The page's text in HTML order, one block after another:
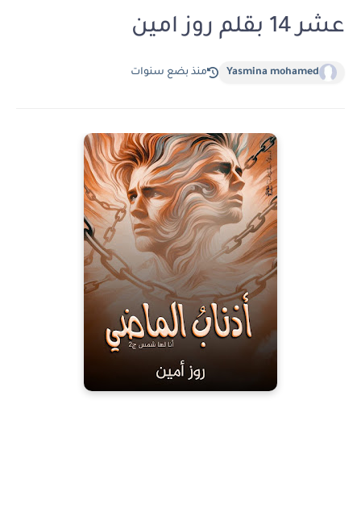
عشر 14 بقلم روز امين
Yasmina mohamed منذ بضع سنوات